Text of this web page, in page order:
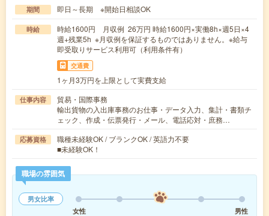
期間 即日～長期 ※開始日相談OK
時給
時給1600円 月収例 26万円 時給1600円×実働8h×週5日×4
週+残業5h ※月収例を保証するものではありません。※給与
即受取りサービス利用可（利用条件有）
交通費
1ヶ月3万円を上限として実費支給
仕事内容
貿易・国際事務
輸出貨物の入出庫事務のお仕事・データ入力、集計・書類チ
ェック、作成・伝票発行・メール、電話応対・庶務…
応募資格
職種未経験OK / ブランクOK / 英語力不要
■未経験OK！
職場の雰囲気
男女比率
女性
男性